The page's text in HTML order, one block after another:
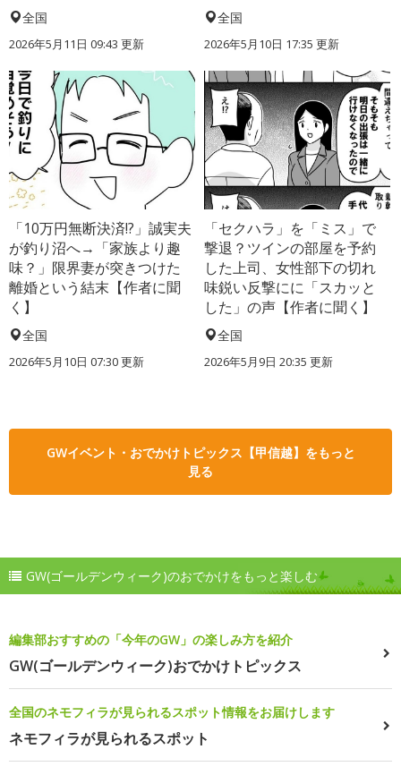
全国
2026年5月11日 09:43 更新
全国
2026年5月10日 17:35 更新
「10万円無断決済!?」誠実夫
が釣り沼へ→「家族より趣
味？」限界妻が突きつけた
離婚という結末【作者に聞
く】
全国
2026年5月10日 07:30 更新
「セクハラ」を「ミス」で
撃退？ツインの部屋を予約
した上司、女性部下の切れ
味鋭い反撃にに「スカッと
した」の声【作者に聞く】
全国
2026年5月9日 20:35 更新
GWイベント・おでかけトピックス【甲信越】をもっと
見る
GW(ゴールデンウィーク)のおでかけをもっと楽しむ
編集部おすすめの「今年のGW」の楽しみ方を紹介
GW(ゴールデンウィーク)おでかけトピックス
全国のネモフィラが見られるスポット情報をお届けします
ネモフィラが見られるスポット